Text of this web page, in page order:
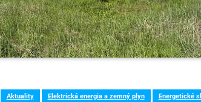
Aktuality Elektrická energia a zemný plyn Energetické